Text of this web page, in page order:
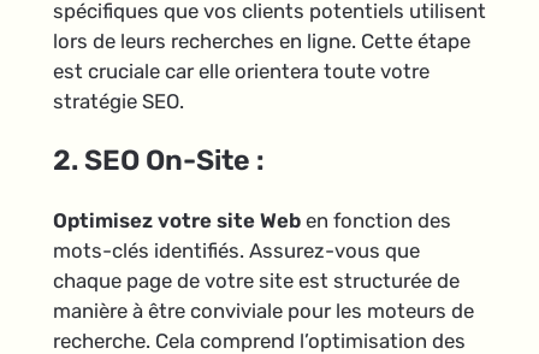
spécifiques que vos clients potentiels utilisent
lors de leurs recherches en ligne. Cette étape
est cruciale car elle orientera toute votre
stratégie SEO.
2. SEO On-Site :
Optimisez votre site Weben fonction des
mots-clés identifiés. Assurez-vous que
chaque page de votre site est structurée de
manière à être conviviale pour les moteurs de
recherche. Cela comprend l’optimisation des